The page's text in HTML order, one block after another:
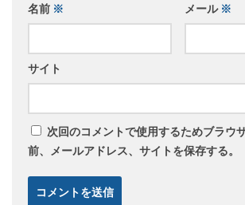
名前 ※ メール ※
サイト
次回のコメントで使用するためブラウ
前、メールアドレス、サイトを保存する。